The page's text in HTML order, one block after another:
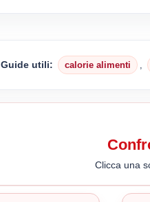
Guide utili: calorie alimenti
Clicca una